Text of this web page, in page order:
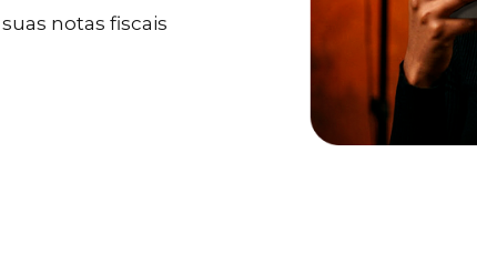
notas fiscais